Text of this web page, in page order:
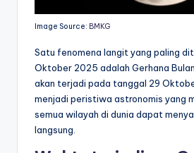
Image Source: BMKG
Satu fenomena langit yang paling
Oktober 2025 adalah Gerhana
akan terjadi pada tanggal 29
menjadi peristiwa astronomis yang
semua wilayah di dunia dapat
langsung.